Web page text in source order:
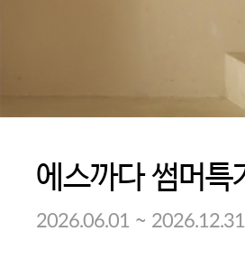
2026.06.01 ~ 2026.12.31